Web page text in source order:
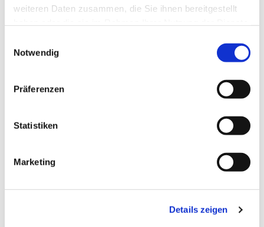
weiteren Daten zusammen, die Sie ihnen bereitgestellt
Notwendig
Präferenzen
Statistiken
Marketing
Details zeigen
Montag, 20. Dezember 2027